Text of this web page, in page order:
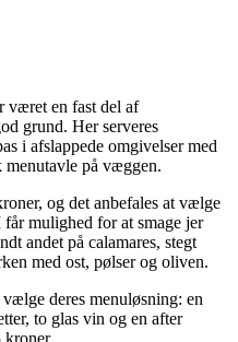
været en fast del af
grund. Her serveres
i afslappede omgivelser med
menutavle på væggen.
og det anbefales at vælge
mulighed for at smage jer
andet på calamares, stegt
med ost, pølser og oliven.
deres menuløsning: en
to glas vin og en after